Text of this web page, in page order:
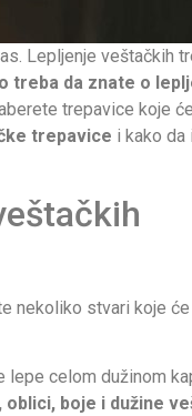
Lepljenje veštačkih
treba da znate o
trepavice koje
trepavice i kako da
nekoliko stvari koje će
celom dužinom
boje i dužine